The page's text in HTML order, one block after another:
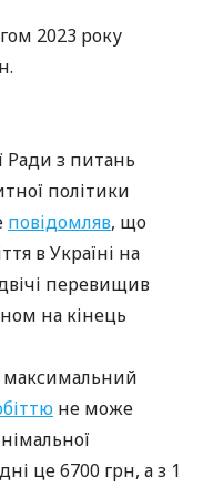
2023 року
Ради з питань
політики
повідомляв, що
в Україні на
перевищив
на кінець
максимальний
не може
це 6700 грн, а з 1